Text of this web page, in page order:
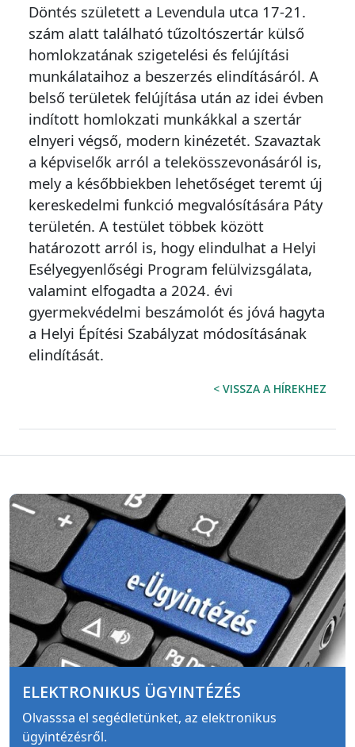
Döntés született a Levendula utca 17-21.
szám alatt található tűzoltószertár külső
homlokzatának szigetelési és felújítási
munkálataihoz a beszerzés elindításáról. A
belső területek felújítása után az idei évben
indított homlokzati munkákkal a szertár
elnyeri végső, modern kinézetét. Szavaztak
a képviselők arról a telekösszevonásáról is,
mely a későbbiekben lehetőséget teremt új
kereskedelmi funkció megvalósítására Páty
területén. A testület többek között
határozott arról is, hogy elindulhat a Helyi
Esélyegyenlőségi Program felülvizsgálata,
valamint elfogadta a 2024. évi
gyermekvédelmi beszámolót és jóvá hagyta
a Helyi Építési Szabályzat módosításának
elindítását.
< VISSZA A HÍREKHEZ
ELEKTRONIKUS ÜGYINTÉZÉS
Olvasssa el segédletünket, az elektronikus
ügyintézésről.